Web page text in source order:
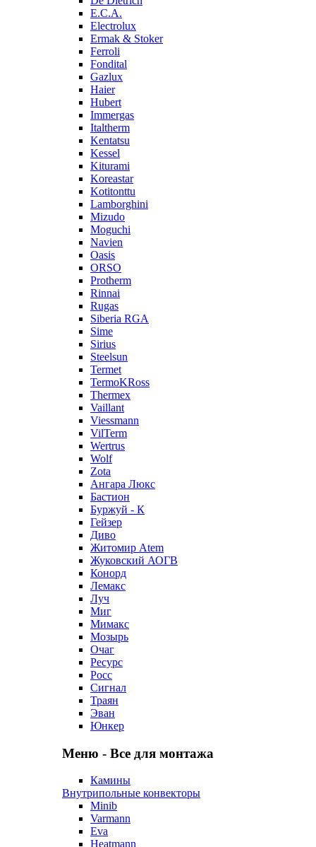
E.C.A.
Electrolux
Ermak & Stoker
Ferroli
Fondital
Gazlux
Haier
Hubert
Immergas
Italtherm
Kentatsu
Kessel
Kiturami
Koreastar
Kotitonttu
Lamborghini
Mizudo
Moguchi
Navien
Oasis
ORSO
Protherm
Rinnai
Rugas
Siberia RGA
Sime
Sirius
Steelsun
Termet
TermoKRoss
Thermex
Vaillant
Viessmann
VilTerm
Wertrus
Wolf
Zota
Ангара Люкс
Бастион
Буржуй - К
Гейзер
Диво
Житомир Аtem
Жуковский АОГВ
Конорд
Лемакс
Луч
Миг
Мимакс
Мозырь
Очаг
Ресурс
Росс
Сигнал
Траян
Эван
Юнкер
Меню - Все для монтажа
Камины
Внутрипольные конвекторы
Minib
Varmann
Eva
Heatmann